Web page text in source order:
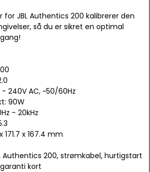
JBL Authentics 200 kalibrerer den
så du er sikret en optimal
240V AC, ~50/60Hz
90W
- 20kHz
171.7 x 167.4 mm
Authentics 200, strømkabel, hurtigstart
kort